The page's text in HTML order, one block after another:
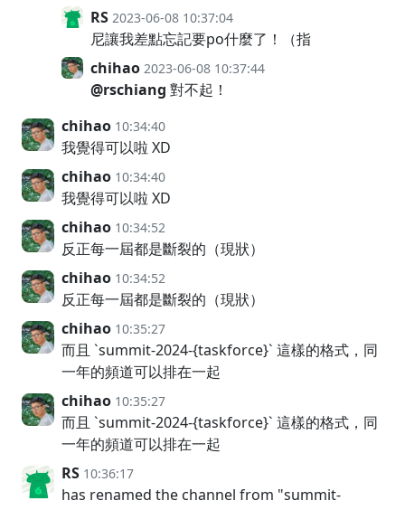
RS 2023-06-08 10:37:04
尼讓我差點忘記要po什麼了！（指
chihao 2023-06-08 10:37:44
@rschiang 對不起！
chihao 10:34:40
我覺得可以啦 XD
chihao 10:34:40
我覺得可以啦 XD
chihao 10:34:52
反正每一屆都是斷裂的（現狀）
chihao 10:34:52
反正每一屆都是斷裂的（現狀）
chihao 10:35:27
而且 `summit-2024-{taskforce}` 這樣的格式，同
一年的頻道可以排在一起
chihao 10:35:27
而且 `summit-2024-{taskforce}` 這樣的格式，同
一年的頻道可以排在一起
RS 10:36:17
has renamed the channel from "summit-